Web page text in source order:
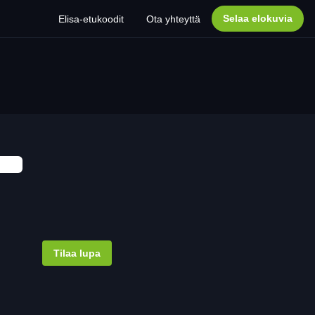
Elisa-etukoodit Ota yhteyttä Selaa elokuvia
Tilaa lupa